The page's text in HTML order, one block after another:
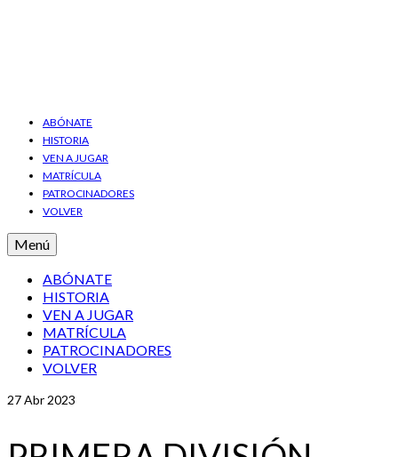
ABÓNATE
HISTORIA
VEN A JUGAR
MATRÍCULA
PATROCINADORES
VOLVER
Menú
ABÓNATE
HISTORIA
VEN A JUGAR
MATRÍCULA
PATROCINADORES
VOLVER
27Abr 2023